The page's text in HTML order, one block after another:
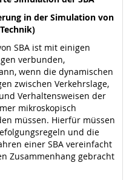
in der Simulation von
SBA ist mit einigen
verbunden,
wenn die dynamischen
zwischen Verkehrslage,
Verhaltensweisen der
mikroskopisch
müssen. Hierfür müssen
und die
einer SBA vereinfacht
Zusammenhang gebracht